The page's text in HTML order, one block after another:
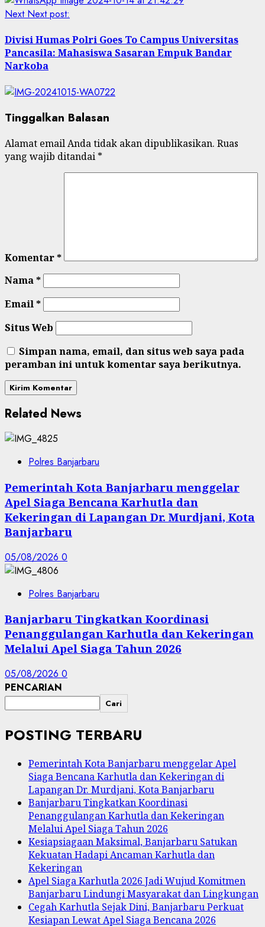
Next Next post:
Divisi Humas Polri Goes To Campus Universitas
Pancasila: Mahasiswa Sasaran Empuk Bandar
Narkoba
Tinggalkan Balasan
Alamat email Anda tidak akan dipublikasikan. Ruas
yang wajib ditandai *
Komentar*
Nama*
Email*
Situs Web
Simpan nama, email, dan situs web saya pada
peramban ini untuk komentar saya berikutnya.
Related News
Polres Banjarbaru
Pemerintah Kota Banjarbaru menggelar
Apel Siaga Bencana Karhutla dan
Kekeringan di Lapangan Dr. Murdjani, Kota
Banjarbaru
05/08/2026 0
Polres Banjarbaru
Banjarbaru Tingkatkan Koordinasi
Penanggulangan Karhutla dan Kekeringan
Melalui Apel Siaga Tahun 2026
05/08/2026 0
PENCARIAN
Cari
POSTING TERBARU
Pemerintah Kota Banjarbaru menggelar Apel
Siaga Bencana Karhutla dan Kekeringan di
Lapangan Dr. Murdjani, Kota Banjarbaru
Banjarbaru Tingkatkan Koordinasi
Penanggulangan Karhutla dan Kekeringan
Melalui Apel Siaga Tahun 2026
Kesiapsiagaan Maksimal, Banjarbaru Satukan
Kekuatan Hadapi Ancaman Karhutla dan
Kekeringan
Apel Siaga Karhutla 2026 Jadi Wujud Komitmen
Banjarbaru Lindungi Masyarakat dan Lingkungan
Cegah Karhutla Sejak Dini, Banjarbaru Perkuat
Kesiapan Lewat Apel Siaga Bencana 2026